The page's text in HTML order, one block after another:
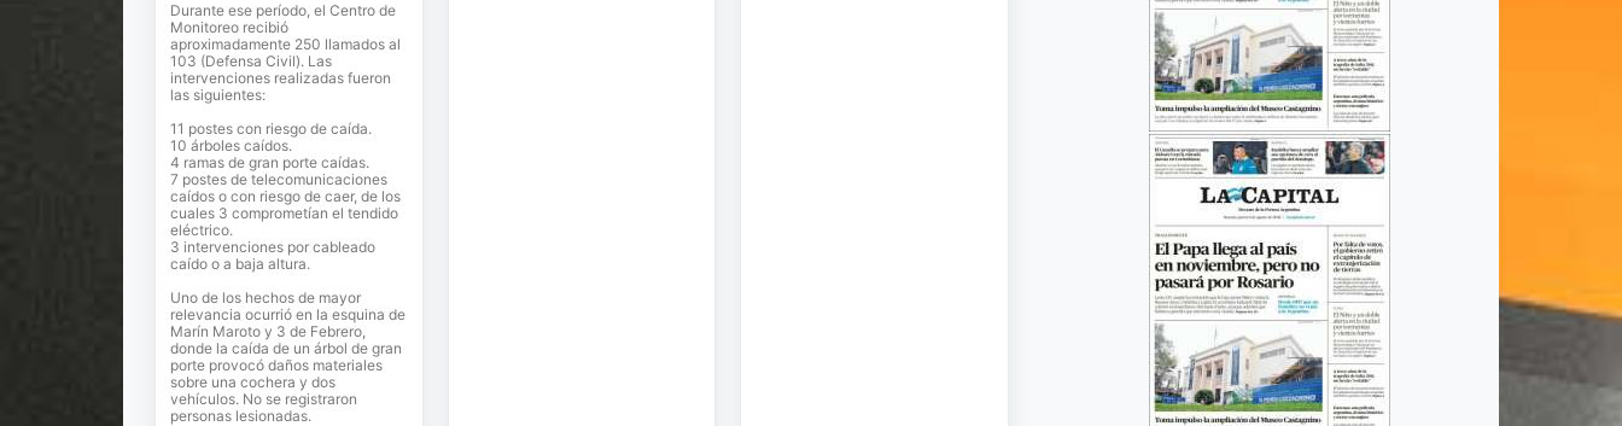
Durante ese período, el Centro de
Monitoreo recibió
aproximadamente 250 llamados al
103 (Defensa Civil). Las
intervenciones realizadas fueron
las siguientes:
11 postes con riesgo de caída.
10 árboles caídos.
4 ramas de gran porte caídas.
7 postes de telecomunicaciones
caídos o con riesgo de caer, de los
cuales 3 comprometían el tendido
eléctrico.
3 intervenciones por cableado
caído o a baja altura.
Uno de los hechos de mayor
relevancia ocurrió en la esquina de
Marín Maroto y 3 de Febrero,
donde la caída de un árbol de gran
porte provocó daños materiales
sobre una cochera y dos
vehículos. No se registraron
personas lesionadas.